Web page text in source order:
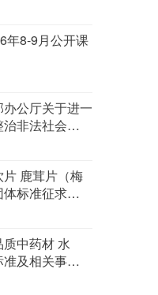
年8-9月公开课
公厅关于进一
非法社会组织
鹿茸片（梅
标准征求意见
中药材 水
及相关事宜的